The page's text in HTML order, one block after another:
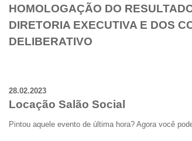
HOMOLOGAÇÃO DO
DIRETORIA EXECUTIVA E DOS
DELIBERATIVO
28.02.2023
Locação Salão Social
Pintou aquele evento de última hora? Agora você